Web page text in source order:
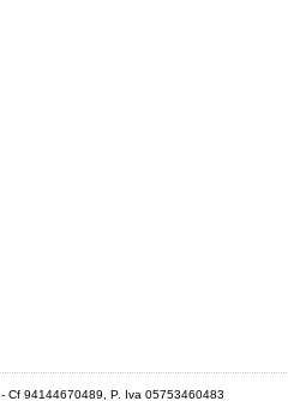
- Cf 94144670489, P. Iva 05753460483